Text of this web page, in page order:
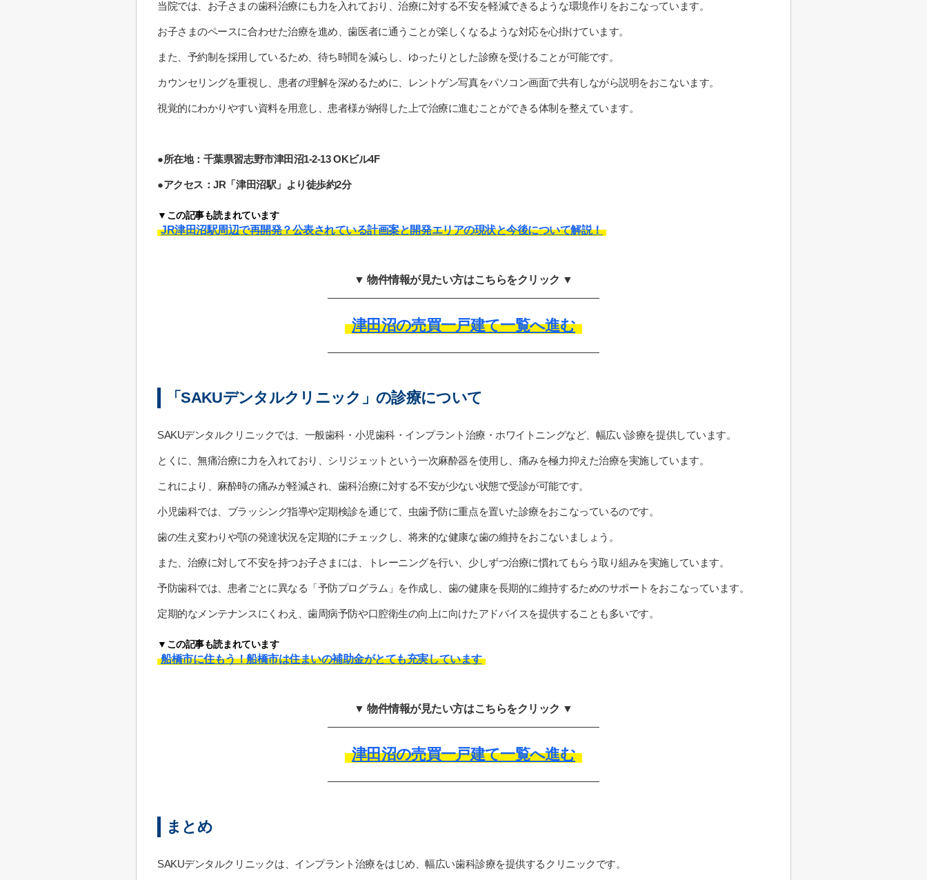
当院では、お子さまの歯科治療にも力を入れており、治療に対する不安を軽減できるような環境作りをおこなっています。
お子さまのペースに合わせた治療を進め、歯医者に通うことが楽しくなるような対応を心掛けています。
また、予約制を採用しているため、待ち時間を減らし、ゆったりとした診療を受けることが可能です。
カウンセリングを重視し、患者の理解を深めるために、レントゲン写真をパソコン画面で共有しながら説明をおこないます。
視覚的にわかりやすい資料を用意し、患者様が納得した上で治療に進むことができる体制を整えています。
●所在地：千葉県習志野市津田沼1-2-13 OKビル4F
●アクセス：JR「津田沼駅」より徒歩約2分
▼この記事も読まれています
JR津田沼駅周辺で再開発？公表されている計画案と開発エリアの現状と今後について解説！
▼ 物件情報が見たい方はこちらをクリック ▼
津田沼の売買一戸建て一覧へ進む
「SAKUデンタルクリニック」の診療について
SAKUデンタルクリニックでは、一般歯科・小児歯科・インプラント治療・ホワイトニングなど、幅広い診療を提供しています。
とくに、無痛治療に力を入れており、シリジェットという一次麻酔器を使用し、痛みを極力抑えた治療を実施しています。
これにより、麻酔時の痛みが軽減され、歯科治療に対する不安が少ない状態で受診が可能です。
小児歯科では、ブラッシング指導や定期検診を通じて、虫歯予防に重点を置いた診療をおこなっているのです。
歯の生え変わりや顎の発達状況を定期的にチェックし、将来的な健康な歯の維持をおこないましょう。
また、治療に対して不安を持つお子さまには、トレーニングを行い、少しずつ治療に慣れてもらう取り組みを実施しています。
予防歯科では、患者ごとに異なる「予防プログラム」を作成し、歯の健康を長期的に維持するためのサポートをおこなっています。
定期的なメンテナンスにくわえ、歯周病予防や口腔衛生の向上に向けたアドバイスを提供することも多いです。
▼この記事も読まれています
船橋市に住もう！船橋市は住まいの補助金がとても充実しています
▼ 物件情報が見たい方はこちらをクリック ▼
津田沼の売買一戸建て一覧へ進む
まとめ
SAKUデンタルクリニックは、インプラント治療をはじめ、幅広い歯科診療を提供するクリニックです。